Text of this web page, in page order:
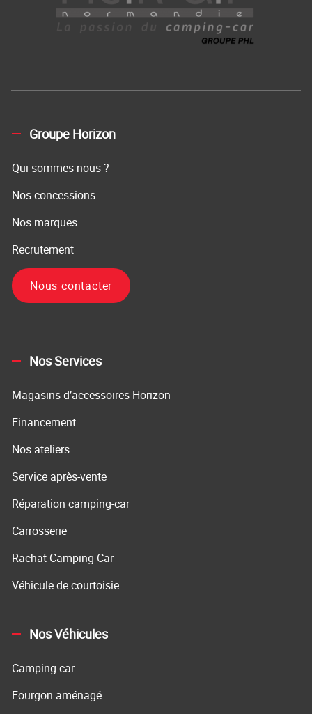
Groupe Horizon
Qui sommes-nous ?
Nos concessions
Nos marques
Recrutement
Nous contacter
Nos Services
Magasins d’accessoires Horizon
Financement
Nos ateliers
Service après-vente
Réparation camping-car
Carrosserie
Rachat Camping Car
Véhicule de courtoisie
Nos Véhicules
Camping-car
Fourgon aménagé